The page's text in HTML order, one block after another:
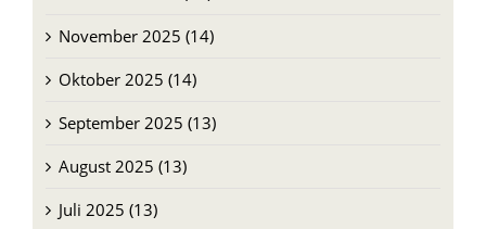
November 2025 (14)
Oktober 2025 (14)
September 2025 (13)
August 2025 (13)
Juli 2025 (13)